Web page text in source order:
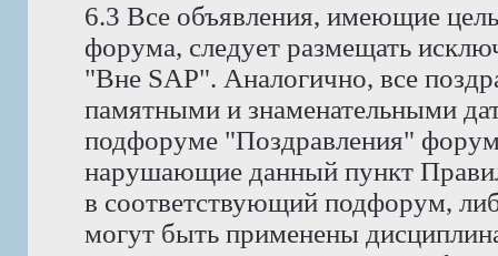
6.3 Все объявления, имеющие
форума, следует размещать
"Вне SAP". Аналогично, все
памятными и знаменательными
подфоруме "Поздравления"
нарушающие данный пункт
в соответствующий подфорум,
могут быть применены